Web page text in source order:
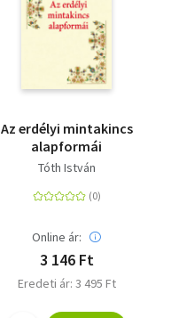
Az erdélyi mintakincs
alapformái
Tóth István
Online ár:
3 146 Ft
Eredeti ár: 3 495 Ft